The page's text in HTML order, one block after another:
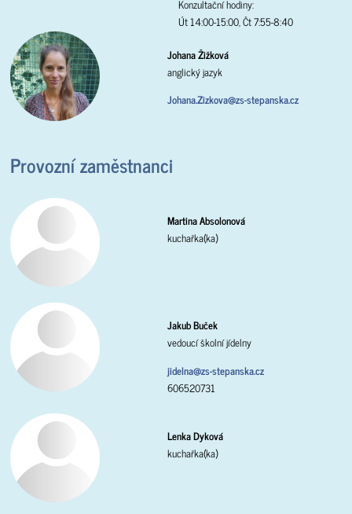
Konzultační hodiny:
Út 14:00-15:00, Čt 7:55-8:40
Johana Žižková
anglický jazyk
Johana.Zizkova@zs-stepanska.cz
Provozní zaměstnanci
Martina Absolonová
kuchařka(ka)
Jakub Buček
vedoucí školní jídelny
jidelna@zs-stepanska.cz
606520731
Lenka Dyková
kuchařka(ka)